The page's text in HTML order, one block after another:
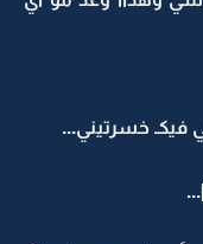
فيكـ خسرتيني...